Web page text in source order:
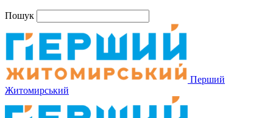
Пошук
Перший
Житомирський